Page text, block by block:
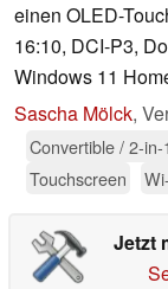
einen OLED-
16:10, DCI-P3,
Windows 11
Sascha Mölck,
Convertible / 2-in-1
Touchscreen
Jetzt